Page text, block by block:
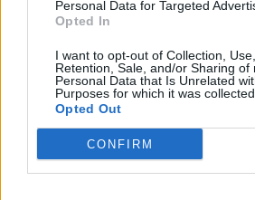
Personal Data for Targeted
Opted In
I want to opt-out of Collection, Use,
Retention, Sale, and/or Sharing of
Personal Data that Is Unrelated
Purposes for which it was collected.
Opted Out
CONFIRM
τον πατέρα μου, ζω με την
έχει χτυπήσει και στο παρελθόν.
Ενιωθα εγκλωβισμένη και κάποιες
μόνη μου κοντά του. Αλλες πάλι
γύριζα. Η σχέση μας ήταν
όταν ήταν στη φυλακή. Ομως